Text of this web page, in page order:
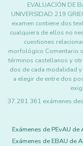
EVALUACIÓN DE
UNIVERSIDAD 219
examen contiene dos
cualquiera de ellos no
cuestiones
morfológico Comentario
términos castellanos y
dos de cada modalidad
a elegir de entre dos
37.281.361 exámenes
Exámenes de PEvAU de
Exámenes de EBAU de